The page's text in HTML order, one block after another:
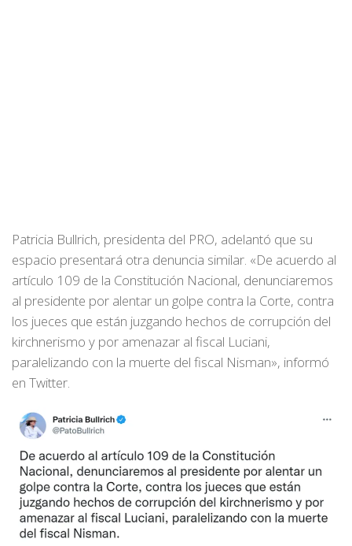
Patricia Bullrich, presidenta del PRO, adelantó que su
espacio presentará otra denuncia similar. «De acuerdo al
artículo 109 de la Constitución Nacional, denunciaremos
al presidente por alentar un golpe contra la Corte, contra
los jueces que están juzgando hechos de corrupción del
kirchnerismo y por amenazar al fiscal Luciani,
paralelizando con la muerte del fiscal Nisman», informó
en Twitter.